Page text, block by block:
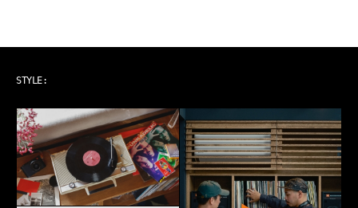
STYLE: